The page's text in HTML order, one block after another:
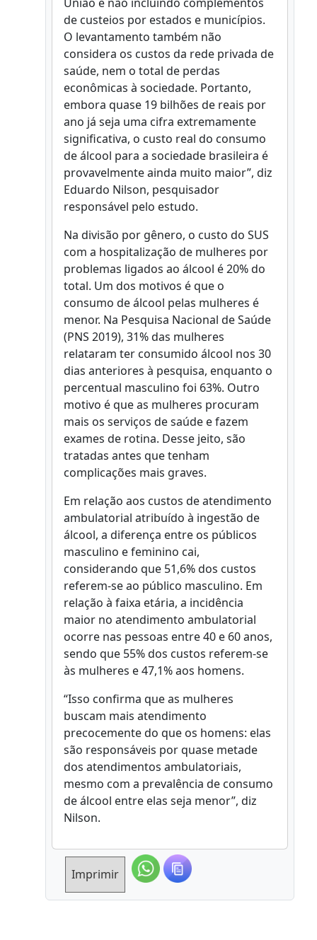
de custeios por estados e municípios.
O levantamento também não
considera os custos da rede privada de
saúde, nem o total de perdas
econômicas à sociedade. Portanto,
embora quase 19 bilhões de reais por
ano já seja uma cifra extremamente
significativa, o custo real do consumo
de álcool para a sociedade brasileira é
provavelmente ainda muito maior”, diz
Eduardo Nilson, pesquisador
responsável pelo estudo.
Na divisão por gênero, o custo do SUS
com a hospitalização de mulheres por
problemas ligados ao álcool é 20% do
total. Um dos motivos é que o
consumo de álcool pelas mulheres é
menor. Na Pesquisa Nacional de Saúde
(PNS 2019), 31% das mulheres
relataram ter consumido álcool nos 30
dias anteriores à pesquisa, enquanto o
percentual masculino foi 63%. Outro
motivo é que as mulheres procuram
mais os serviços de saúde e fazem
exames de rotina. Desse jeito, são
tratadas antes que tenham
complicações mais graves.
Em relação aos custos de atendimento
ambulatorial atribuído à ingestão de
álcool, a diferença entre os públicos
masculino e feminino cai,
considerando que 51,6% dos custos
referem-se ao público masculino. Em
relação à faixa etária, a incidência
maior no atendimento ambulatorial
ocorre nas pessoas entre 40 e 60 anos,
sendo que 55% dos custos referem-se
às mulheres e 47,1% aos homens.
“Isso confirma que as mulheres
buscam mais atendimento
precocemente do que os homens: elas
são responsáveis por quase metade
dos atendimentos ambulatoriais,
mesmo com a prevalência de consumo
de álcool entre elas seja menor”, diz
Nilson.
Imprimir